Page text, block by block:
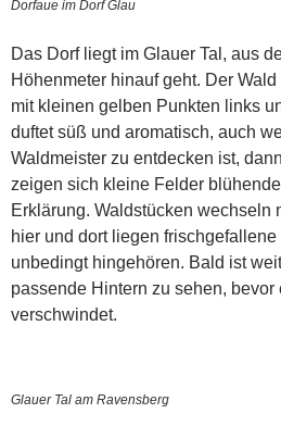
Dorfaue im Dorf Glau
Das Dorf liegt im Glauer Tal, aus
Höhenmeter hinauf geht. Der
mit kleinen gelben Punkten links
duftet süß und aromatisch, auch
Waldmeister zu entdecken ist,
zeigen sich kleine Felder
Erklärung. Waldstücken wechseln
hier und dort liegen
unbedingt hingehören. Bald ist
passende Hintern zu sehen, bevor
verschwindet.
Glauer Tal am Ravensberg